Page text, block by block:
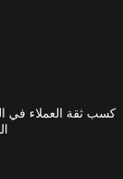
كسب ثقة العملاء في